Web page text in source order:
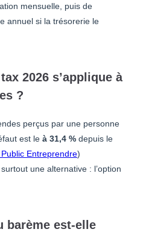
mensuelle, puis de
annuel si la trésorerie le
2026 s’applique à
?
perçus par une personne
est le à 31,4 % depuis le
Entreprendre)
une alternative : l’option
barème est-elle